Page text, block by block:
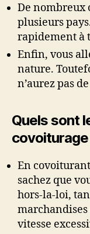
De nombreux
plusieurs
rapidement à
Enfin, vous
nature.
n’aurez pas
Quels sont
En
sachez que
hors-la-loi,
vitesse